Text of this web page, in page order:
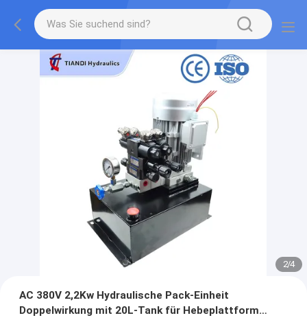
2/4
AC 380V 2,2Kw Hydraulische Pack-Einheit
Doppelwirkung mit 20L-Tank für Hebeplattform